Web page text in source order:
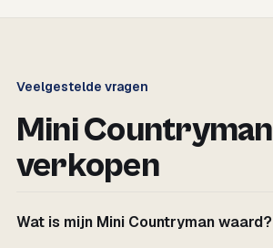
Veelgestelde vragen
Mini Countryman
verkopen
Wat is mijn Mini Countryman waard?